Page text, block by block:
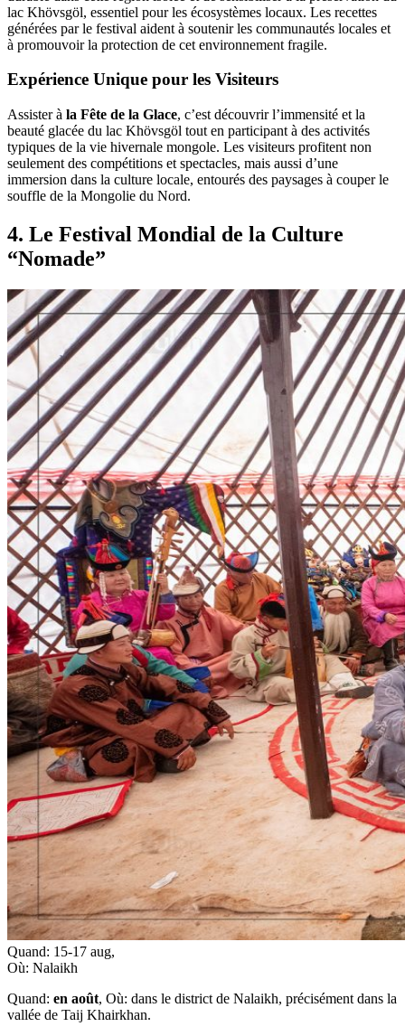
lac Khövsgöl, essentiel pour les écosystèmes locaux. Les recettes
générées par le festival aident à soutenir les communautés locales et
à promouvoir la protection de cet environnement fragile.
Expérience Unique pour les Visiteurs
Assister à la Fête de la Glace, c’est découvrir l’immensité et la
beauté glacée du lac Khövsgöl tout en participant à des activités
typiques de la vie hivernale mongole. Les visiteurs profitent non
seulement des compétitions et spectacles, mais aussi d’une
immersion dans la culture locale, entourés des paysages à couper le
souffle de la Mongolie du Nord.
4. Le Festival Mondial de la Culture
“Nomade”
Quand: 15-17 aug,
Où: Nalaikh
Quand: en août, Où: dans le district de Nalaikh, précisément dans la
vallée de Taij Khairkhan.